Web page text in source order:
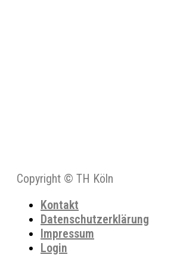
Copyright © TH Köln
Kontakt
Datenschutzerklärung
Impressum
Login